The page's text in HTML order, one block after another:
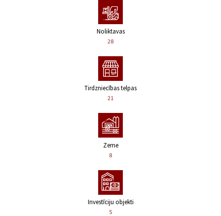
Noliktavas
28
Tirdzniecības telpas
21
Zeme
8
Investīciju objekti
5